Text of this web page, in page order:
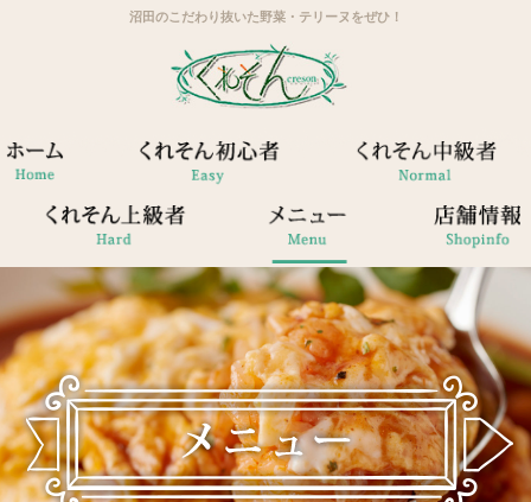
沼田のこだわり抜いた野菜・テリーヌをぜひ！